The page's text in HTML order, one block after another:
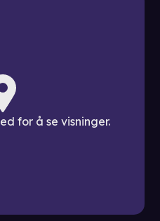
for å se visninger.